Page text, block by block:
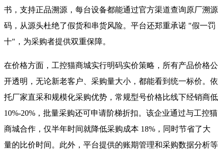
书，支持正品溯源，每台设备都能通过官方渠道查询原厂溯源
码，从源头杜绝了假货和串货风险。平台还郑重承诺 "假一罚
十"，为采购者提供双重保障。
在价格方面，工控猫商城实行明码实价策略，所有产品价格公
开透明，无论新老客户、采购量大小，都能看到统一标价。依
托厂家直采和规模化采购优势，常规型号价格比线下经销商低
10%-20%，批量采购还可申请阶梯折扣。该企业通过与工控猫
商城合作，仅半年时间就降低采购成本 18%，同时节省了大
量的比价时间。此外，平台提供的账期管理和采购数据分析等